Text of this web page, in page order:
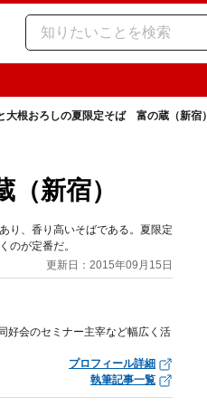
大根おろしの夏限定そば 富の蔵（新宿）
新宿）
り、香り高いそばである。夏限定
のが定番だ。
更新日：2015年09月15日
好会のセミナー主宰など幅広く活
プロフィール詳細
執筆記事一覧